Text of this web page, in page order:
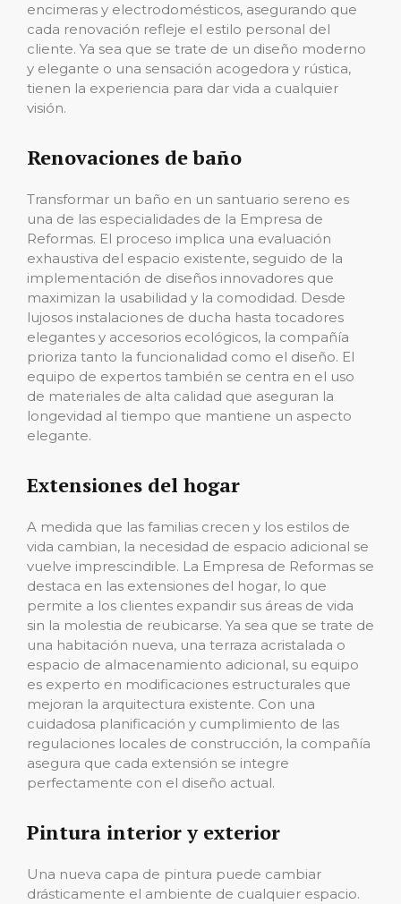
encimeras y electrodomésticos, asegurando que
cada renovación refleje el estilo personal del
cliente. Ya sea que se trate de un diseño moderno
y elegante o una sensación acogedora y rústica,
tienen la experiencia para dar vida a cualquier
visión.
Renovaciones de baño
Transformar un baño en un santuario sereno es
una de las especialidades de la Empresa de
Reformas. El proceso implica una evaluación
exhaustiva del espacio existente, seguido de la
implementación de diseños innovadores que
maximizan la usabilidad y la comodidad. Desde
lujosos instalaciones de ducha hasta tocadores
elegantes y accesorios ecológicos, la compañía
prioriza tanto la funcionalidad como el diseño. El
equipo de expertos también se centra en el uso
de materiales de alta calidad que aseguran la
longevidad al tiempo que mantiene un aspecto
elegante.
Extensiones del hogar
A medida que las familias crecen y los estilos de
vida cambian, la necesidad de espacio adicional se
vuelve imprescindible. La Empresa de Reformas se
destaca en las extensiones del hogar, lo que
permite a los clientes expandir sus áreas de vida
sin la molestia de reubicarse. Ya sea que se trate de
una habitación nueva, una terraza acristalada o
espacio de almacenamiento adicional, su equipo
es experto en modificaciones estructurales que
mejoran la arquitectura existente. Con una
cuidadosa planificación y cumplimiento de las
regulaciones locales de construcción, la compañía
asegura que cada extensión se integre
perfectamente con el diseño actual.
Pintura interior y exterior
Una nueva capa de pintura puede cambiar
drásticamente el ambiente de cualquier espacio.